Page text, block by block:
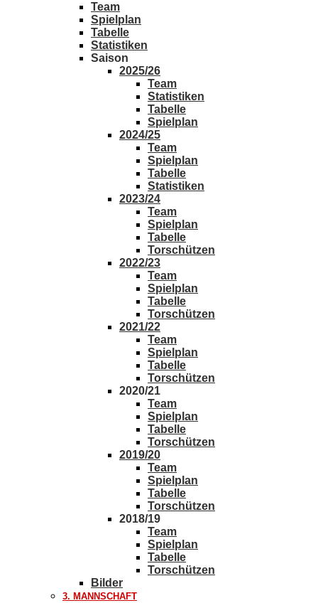
Team
Spielplan
Tabelle
Statistiken
Saison
2025/26
Team
Statistiken
Tabelle
Spielplan
2024/25
Team
Spielplan
Tabelle
Statistiken
2023/24
Team
Spielplan
Tabelle
Torschützen
2022/23
Team
Spielplan
Tabelle
Torschützen
2021/22
Team
Spielplan
Tabelle
Torschützen
2020/21
Team
Spielplan
Tabelle
Torschützen
2019/20
Team
Spielplan
Tabelle
Torschützen
2018/19
Team
Spielplan
Tabelle
Torschützen
Bilder
3. MANNSCHAFT